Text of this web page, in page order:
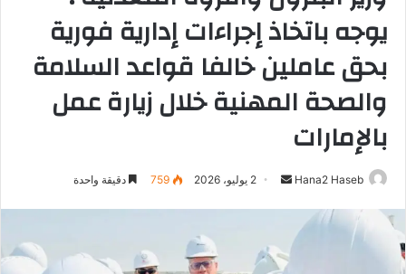
يوجه باتخاذ إجراءات إدارية فورية
بحق عاملين خالفا قواعد السلامة
والصحة المهنية خلال زيارة عمل
بالإمارات
Hana2 Haseb
ل
ب
2 يوليو، 2026 759 دقيقة واحدة